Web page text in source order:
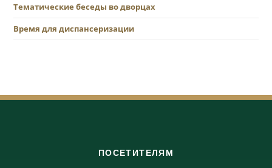
Тематические беседы во дворцах
Время для диспансеризации
ПОСЕТИТЕЛЯМ